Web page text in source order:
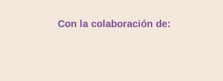
Con la colaboración de: